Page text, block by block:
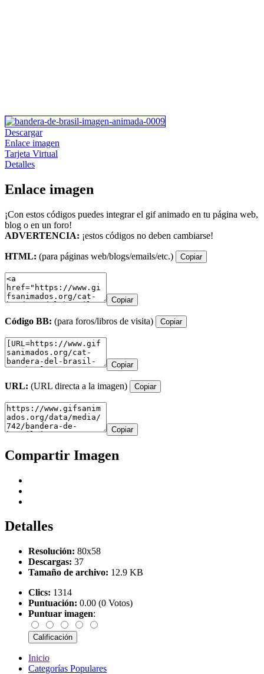
Descargar
Enlace imagen
Tarjeta Virtual
Detalles
Enlace imagen
¡Con estos códigos puedes integrar el gif animado en tu página web,
blog o en un foro!
ADVERTENCIA: ¡estos códigos no deben cambiarse!
HTML: (para páginas web/blogs/emails/etc.) Copiar
Copiar
Código BB: (para foros/libros de visita) Copiar
Copiar
URL: (URL directa a la imagen) Copiar
Copiar
Compartir Imagen
Detalles
Resolución: 80x58
Descargas: 37
Tamaño de archivo: 12.9 KB
Clics: 1314
Puntuación: 0.00 (0 Votos)
Puntuar imagen:
Inicio
Categorías Populares